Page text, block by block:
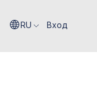
RU Вход